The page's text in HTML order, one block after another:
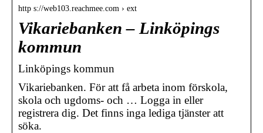
http s://web103.reachmee.com › ext
Vikariebanken – Linköpings
kommun
Linköpings kommun
Vikariebanken. För att få arbeta inom förskola,
skola och ugdoms- och … Logga in eller
registrera dig. Det finns inga lediga tjänster att
söka.